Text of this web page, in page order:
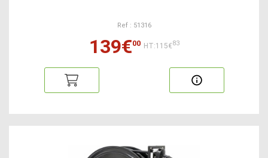
Ref : 51316
139€00 HT:115€83